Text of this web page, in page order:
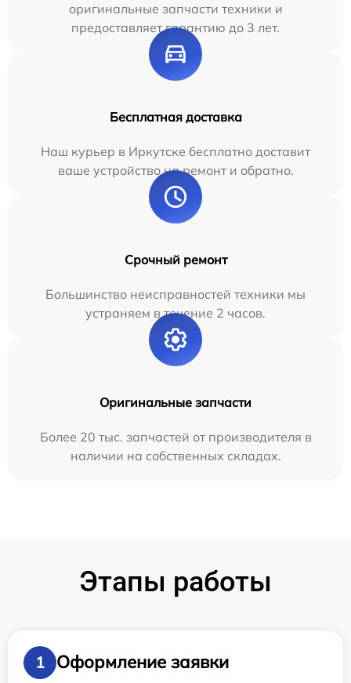
оригинальные запчасти техники и
предоставляет гарантию до 3 лет.
Бесплатная доставка
Наш курьер в Иркутске бесплатно доставит
ваше устройство на ремонт и обратно.
Срочный ремонт
Большинство неисправностей техники мы
устраняем в течение 2 часов.
Оригинальные запчасти
Более 20 тыс. запчастей от производителя в
наличии на собственных складах.
Этапы работы
1
Оформление заявки